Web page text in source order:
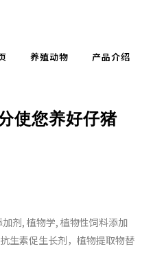
养殖动物 产品介绍
使您养好仔猪